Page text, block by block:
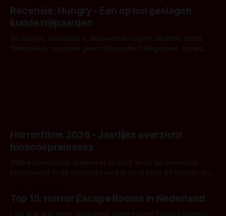
achtergrond, belooft iets kleurrijks maar onheilspellends,
iets ongrijpbaars. En dat maakt De Groen met ieder woord
waar.
Recensie: Hungry - Een op hol geslagen
kudde nijlpaarden
Na haaien, anaconda's, leeuwen en beren dachten deze
filmmakers: waarom geen nijlpaarden? Regisseur James
Horrorfilms 2026 - Jaarlijks overzicht
bioscoopreleases
Welke horrorfilms draaien er in 2026 in de Nederlandse
bioscopen? In dit overzicht vind je nu al bijna 50 horror- en
Top 15: Horror Escape Rooms in Nederland
Laat jij je wel eens opsluiten? Deze Horror Escape Rooms